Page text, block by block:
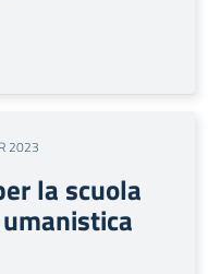
2023
la scuola